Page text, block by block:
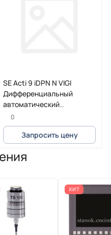
SE Acti 9 iDPN N VIGI
Дифференциальный
автоматический
выключатель 6KA 10A C
30MA A
0
Запросить цену
ХИТ